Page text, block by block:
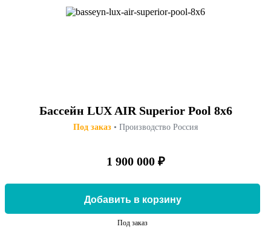
Бассейн LUX AIR Superior Pool 8x6
Под заказ • Производство Россия
1 900 000 ₽
Добавить в корзину
Под заказ